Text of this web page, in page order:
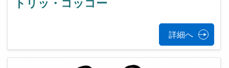
トリッ・コッコー
詳細へ